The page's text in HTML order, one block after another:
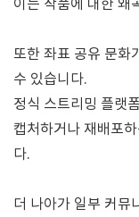
이는 작품에 대한 왜
또한 좌표 공유 문화
수 있습니다.
정식 스트리밍 플랫
캡처하거나 재배포
다.
더 나아가 일부 커뮤